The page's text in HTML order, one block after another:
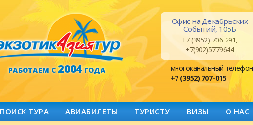
РАБОТАЕМ С2004ГОДА
Офис на Декабрьских
Событий, 105Б
+7 (3952) 706-291,
+7(902)5779644
многоканальный телефон
+7 (3952) 707-015
ПОИСК ТУРА АВИАБИЛЕТЫ ТУРИСТУ ВИЗЫ О НАС